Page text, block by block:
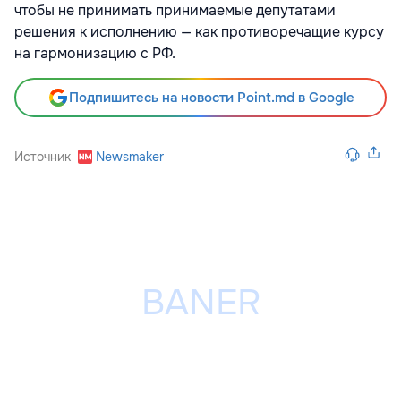
чтобы не принимать принимаемые депутатами
решения к исполнению — как противоречащие курсу
на гармонизацию с РФ.
Подпишитесь на новости Point.md в Google
Источник Newsmaker